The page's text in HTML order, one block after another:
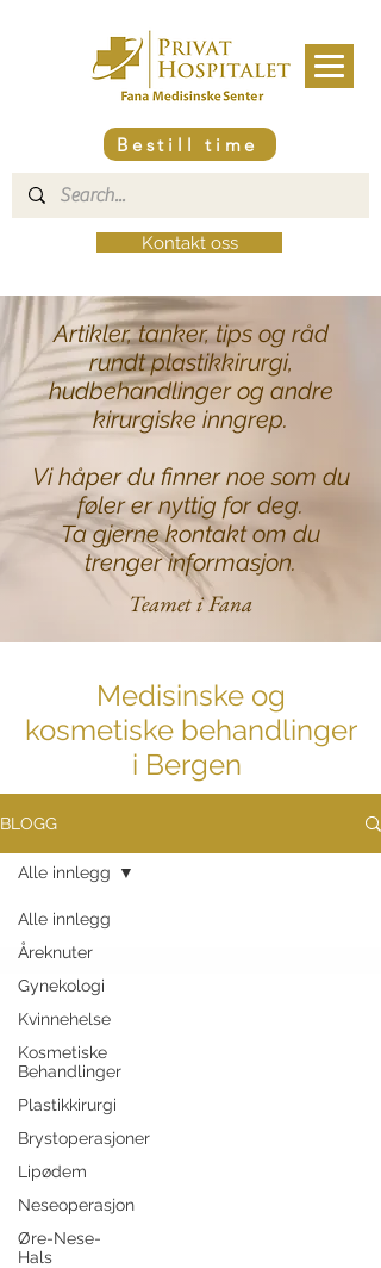
Bestill time
Kontakt oss
Artikler, tanker, tips og råd
rundt plastikkirurgi,
hudbehandlinger og andre
kirurgiske inngrep.
Vi håper du finner noe som du
føler er nyttig for deg.
Ta gjerne kontakt om du
trenger informasjon.
Teamet i Fana
Medisinske og
kosmetiske behandlinger
i Bergen
BLOGG
Alle innlegg
Åreknuter
Gynekologi
Kvinnehelse
Kosmetiske
Behandlinger
Plastikkirurgi
Brystoperasjoner
Lipødem
Neseoperasjon
Øre-Nese-
Hals
Alle innlegg